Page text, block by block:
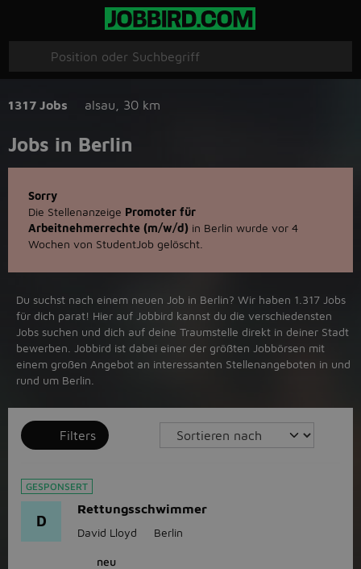
1317 Jobs alsau 30 km
Jobs in Berlin
Sorry
Die Stellenanzeige Promoter für
Arbeitnehmerrechte (m/w/d) in Berlin wurde vor 4
Wochen von StudentJob gelöscht.
Du suchst nach einem neuen Job in Berlin? Wir haben 1.317 Jobs
für dich parat! Hier auf Jobbird kannst du die verschiedensten
Jobs suchen und dich auf deine Traumstelle direkt in deiner Stadt
bewerben. Jobbird ist dabei einer der größten Jobbörsen mit
einem großen Angebot an interessanten Stellenangeboten in und
rund um Berlin.
Filters
GESPONSERT
D
Rettungsschwimmer
David Lloyd Berlin
neu